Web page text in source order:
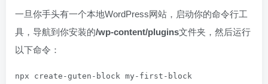
一旦你手头有一个本地WordPress网站，启动你的命令行工
具，导航到你安装的/wp-content/plugins文件夹，然后运行
以下命令：
npx create-guten-block my-first-block